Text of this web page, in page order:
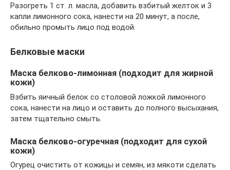
Разогреть 1 ст. л. масла, добавить взбитый желток и 3
капли лимонного сока, нанести на 20 минут, а после,
обильно промыть лицо под водой.
Белковые маски
Маска белково-лимонная (подходит для жирной
кожи)
Взбить яичный белок со столовой ложкой лимонного
сока, нанести на лицо и оставить до полного высыхания,
затем тщательно смыть.
Маска белково-огуречная (подходит для сухой
кожи)
Огурец очистить от кожицы и семян, из мякоти сделать